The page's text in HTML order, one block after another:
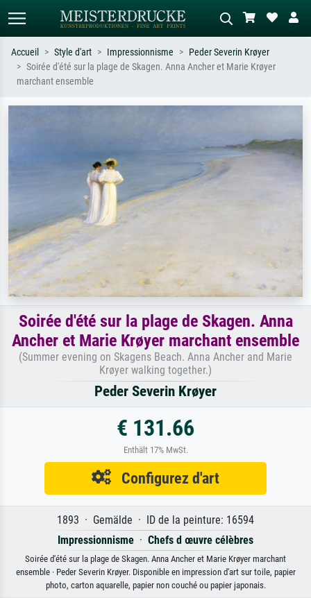
Recherche standard
arbre.
Accueil Style d'art Impressionnisme
Peder Severin Krøyer
Soirée d'été sur la plage de Skagen. Anna Ancher et Marie Krøyer
marchant ensemble
Soirée d'été sur la plage de Skagen. Anna
Ancher et Marie Krøyer marchant ensemble
(Summer evening on Skagens Beach. Anna Ancher and Marie
Krøyer walking together.)
Peder Severin Krøyer
€ 131.66
Enthält 17% MwSt.
Configurez d'art
1893 · Gemälde · ID de la peinture: 16594
Impressionnisme · Chefs d œuvre célèbres
Soirée d'été sur la plage de Skagen. Anna Ancher et Marie Krøyer marchant
ensemble · Peder Severin Krøyer. Disponible en impression d'art sur toile, papier
photo, carton aquarelle, papier non couché ou papier japonais.